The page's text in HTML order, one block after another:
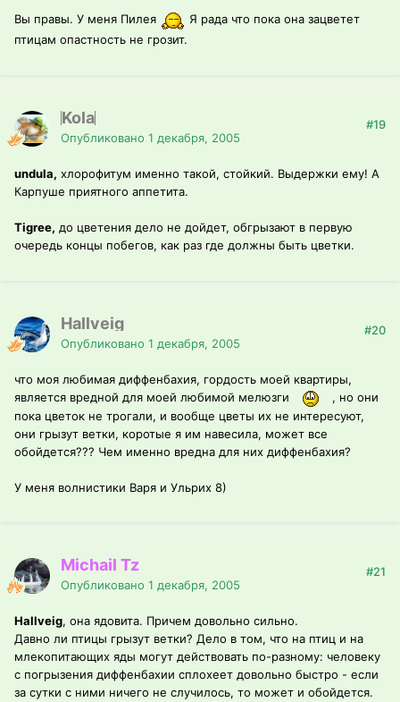
Вы правы. У меня Пилея
Я рада что пока она зацветет
птицам опастность не грозит.
Kola
Опубликовано 1 декабря, 2005
#19
undula, хлорофитум именно такой, стойкий. Выдержки ему! А
Карпуше приятного аппетита.
Tigree, до цветения дело не дойдет, обгрызают в первую
очередь концы побегов, как раз где должны быть цветки.
Hallveig
Опубликовано 1 декабря, 2005
#20
что моя любимая диффенбахия, гордость моей квартиры,
является вредной для моей любимой мелюзги
, но они
пока цветок не трогали, и вообще цветы их не интересуют,
они грызут ветки, коротые я им навесила, может все
обойдется??? Чем именно вредна для них диффенбахия?
У меня волнистики Варя и Ульрих 8)
Michail Tz
Опубликовано 1 декабря, 2005
#21
Hallveig, она ядовита. Причем довольно сильно.
Давно ли птицы грызут ветки? Дело в том, что на птиц и на
млекопитающих яды могут действовать по-разному: человеку
с погрызения диффенбахии сплохеет довольно быстро - если
за сутки с ними ничего не случилось, то может и обойдется.